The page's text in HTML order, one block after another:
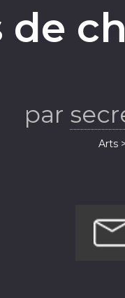
de
par
Arts